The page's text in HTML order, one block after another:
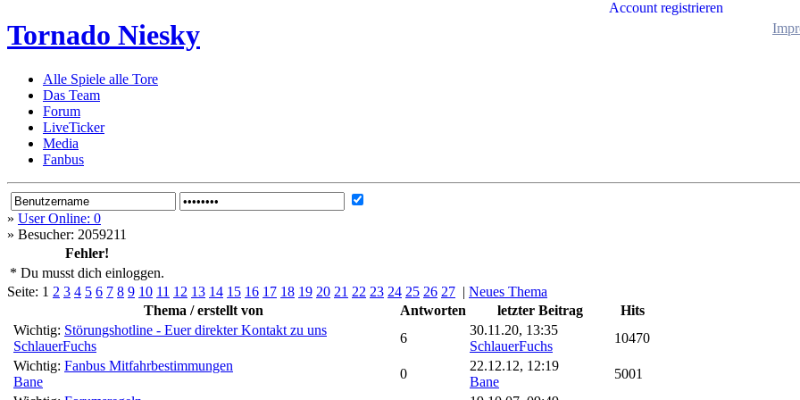
Tornado Niesky
Alle Spiele alle Tore
Das Team
Forum
LiveTicker
Media
Fanbus
Account registrieren
» User Online: 0
» Besucher: 2059211
Fehler!
* Du musst dich einloggen.
Seite: 1 2 3 4 5 6 7 8 9 10 11 12 13 14 15 16 17 18 19 20 21 22 23 24 25 26 27 | Neues Thema
Thema / erstellt von
Antworten letzter Beitrag
Hits
Wichtig: Störungshotline - Euer direkter Kontakt zu uns
SchlauerFuchs
6
30.11.20, 13:35
SchlauerFuchs
10470
Wichtig: Fanbus Mitfahrbestimmungen
Bane
0
22.12.12, 12:19
Bane
5001